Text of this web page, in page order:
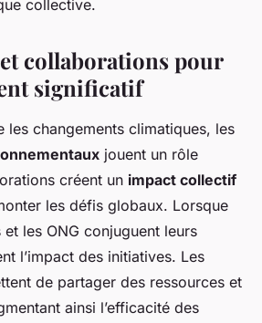
collective.
collaborations pour
significatif
les changements climatiques, les
jouent un rôle
créent un impact collectif
les défis globaux. Lorsque
les ONG conjuguent leurs
l’impact des initiatives. Les
de partager des ressources et
ainsi l’efficacité des